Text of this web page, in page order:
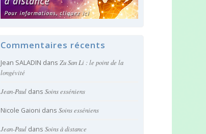
Commentaires récents
Jean SALADIN dansZu San Li : le point de la
longévité
Jean-Paul dansSoins esséniens
Nicole Gaioni dansSoins esséniens
Jean-Paul dansSoins à distance